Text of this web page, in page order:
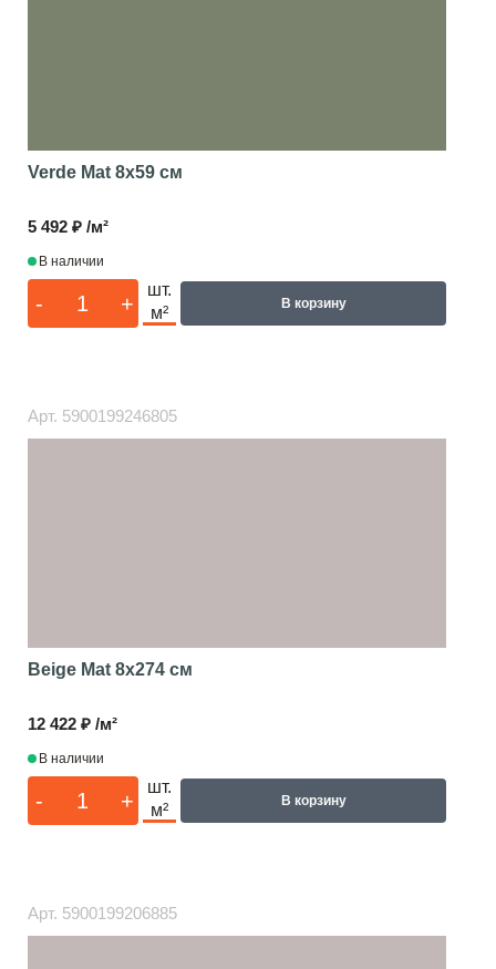
Verde Mat 8x59 см
5 492 ₽ /м²
В наличии
- +
шт.
м²
В корзину
Арт. 5900199246805
Beige Mat 8x274 см
12 422 ₽ /м²
В наличии
- +
шт.
м²
В корзину
Арт. 5900199206885